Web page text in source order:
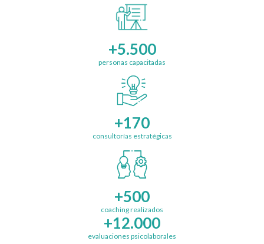
+5.500
personas capacitadas
+170
consultorías estratégicas
+500
coaching realizados
+12.000
evaluaciones psicolaborales